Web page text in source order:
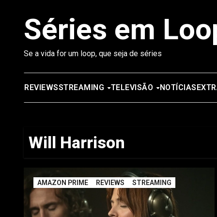
Séries em
Se a vida for um loop, que seja de séries
REVIEWSSTREAMING TELEVISÃO NOTÍCIAS
Will Harrison
AMAZON PRIME REVIEWS STREAMING